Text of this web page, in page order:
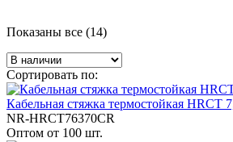
Показаны все (14)
Сортировать по:
Кабельная стяжка термостойкая HRCT
NR-HRCT76370CR
Оптом от 100 шт.